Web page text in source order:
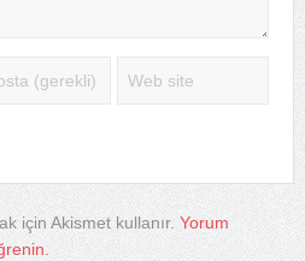
için Akismet kullanır. Yorum